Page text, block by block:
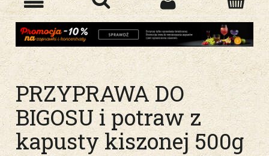
PRZYPRAWA DO
BIGOSU i potraw z
kapusty kiszonej 500g